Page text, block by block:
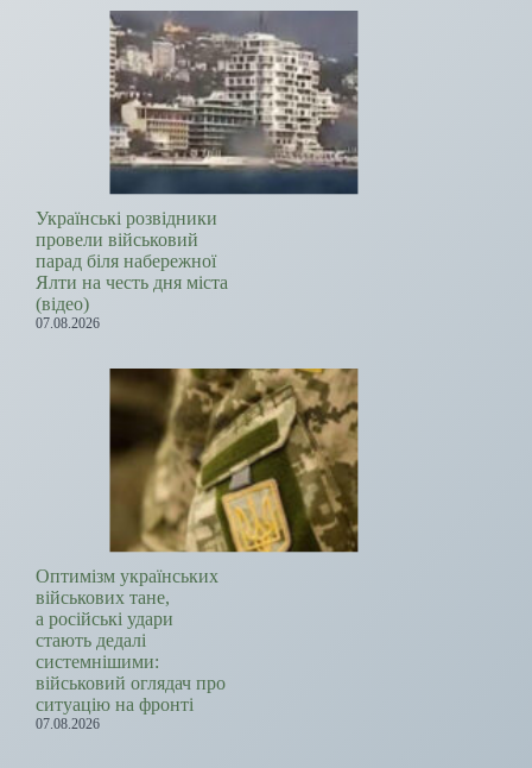
Українські розвідники
провели військовий
парад біля набережної
Ялти на честь дня міста
(відео)
07.08.2026
Оптимізм українських
військових тане,
а російські удари
стають дедалі
системнішими:
військовий оглядач про
ситуацію на фронті
07.08.2026